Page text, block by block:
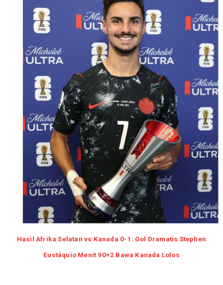
Hasil Afrika Selatan vs Kanada 0-1: Gol Dramatis Stephen
Eustáquio Menit 90+2 Bawa Kanada Lolos